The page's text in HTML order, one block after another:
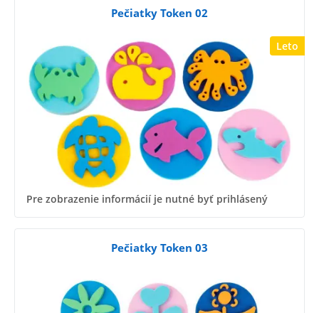
Leto
Pečiatky Token 02
Pre zobrazenie informácií je nutné byť prihlásený
Pečiatky Token 03